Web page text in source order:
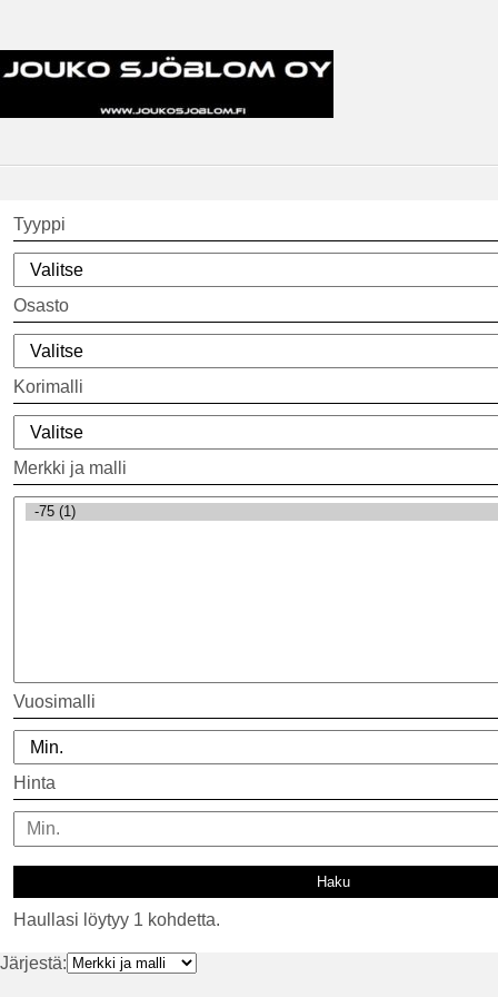
Tyyppi
Osasto
Korimalli
Merkki ja malli
Vuosimalli
Hinta
Haullasi löytyy 1 kohdetta.
Järjestä: